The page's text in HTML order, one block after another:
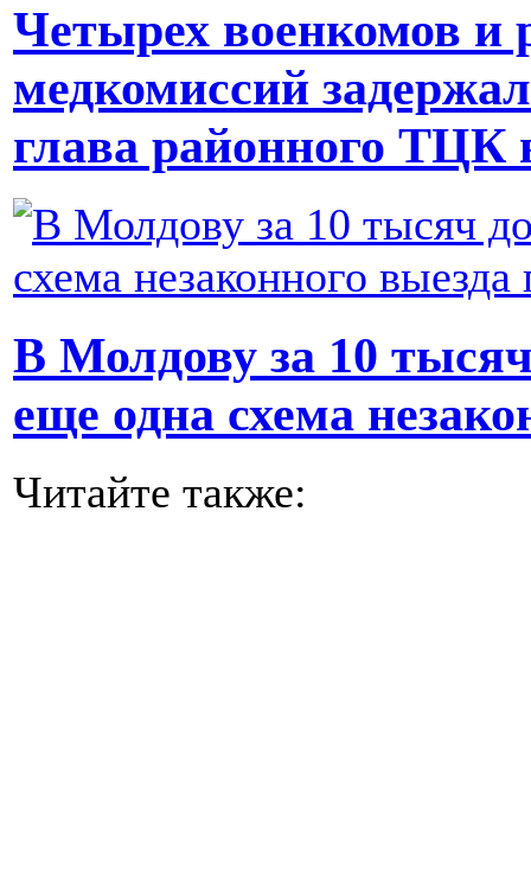
Четырех военкомов и
медкомиссий
глава районного ТЦК
В Молдову за 10
еще одна схема
Читайте также: